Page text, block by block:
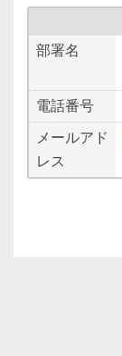
部署名
電話番号
メールアド
レス